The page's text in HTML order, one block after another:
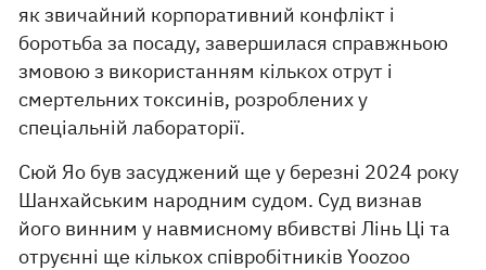
як звичайний корпоративний конфлікт і
боротьба за посаду, завершилася справжньою
змовою з використанням кількох отрут і
смертельних токсинів, розроблених у
спеціальній лабораторії.
Сюй Яо був засуджений ще у березні 2024 року
Шанхайським народним судом. Суд визнав
його винним у навмисному вбивстві Лінь Ці та
отруєнні ще кількох співробітників Yoozoo